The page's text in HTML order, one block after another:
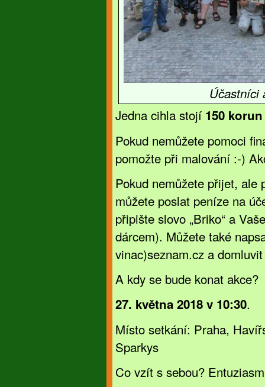
Účastníci
Jedna cihla stojí 150
Pokud nemůžete pomoci
pomožte při malování :-)
Pokud nemůžete přijet, ale
můžete poslat peníze na
připište slovo „Briko“ a
dárcem). Můžete také
vinac)seznam.cz a
A kdy se bude konat akce?
27. května 2018 v 10:30.
Místo setkání: Praha,
Sparkys
Co vzít s sebou?